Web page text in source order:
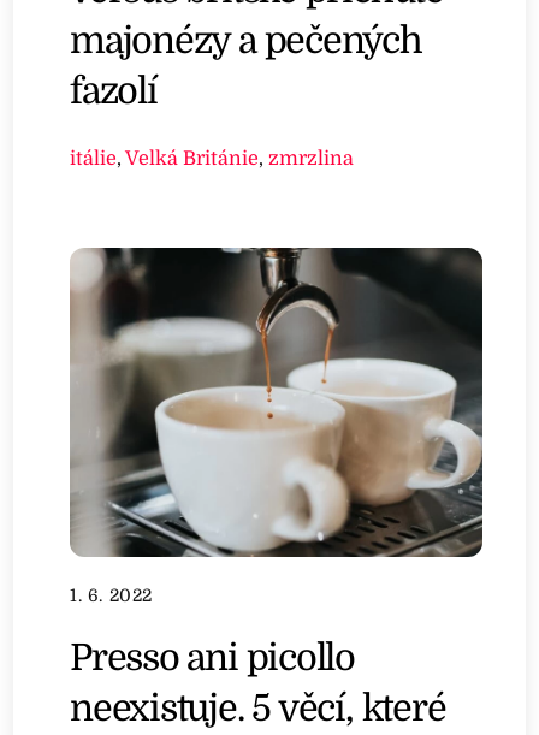
majonézy a pečených
fazolí
itálie,Velká Británie,zmrzlina
1. 6. 2022
Presso ani picollo
neexistuje. 5 věcí, které